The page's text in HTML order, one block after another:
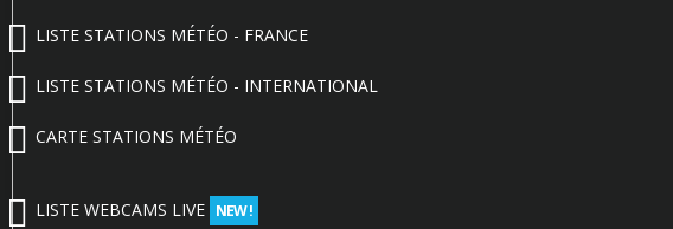
LISTE STATIONS MÉTÉO - FRANCE
LISTE STATIONS MÉTÉO - INTERNATIONAL
CARTE STATIONS MÉTÉO
LISTE WEBCAMS LIVE NEW !